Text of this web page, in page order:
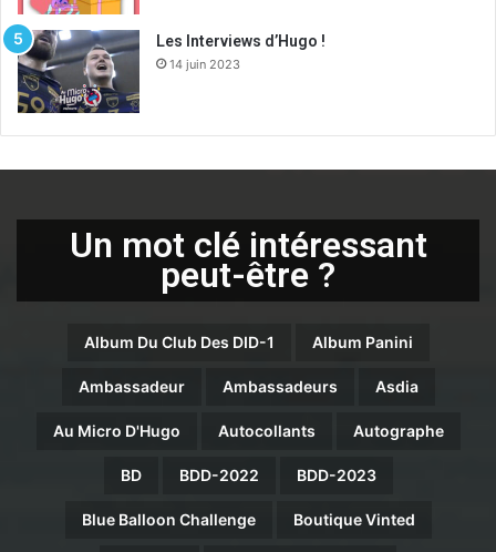
Les Interviews d’Hugo !
14 juin 2023
Un mot clé intéressant
peut-être ?
Album Du Club Des DID-1 Album Panini
Ambassadeur Ambassadeurs Asdia
Au Micro D'Hugo Autocollants Autographe
BD BDD-2022 BDD-2023
Blue Balloon Challenge Boutique Vinted